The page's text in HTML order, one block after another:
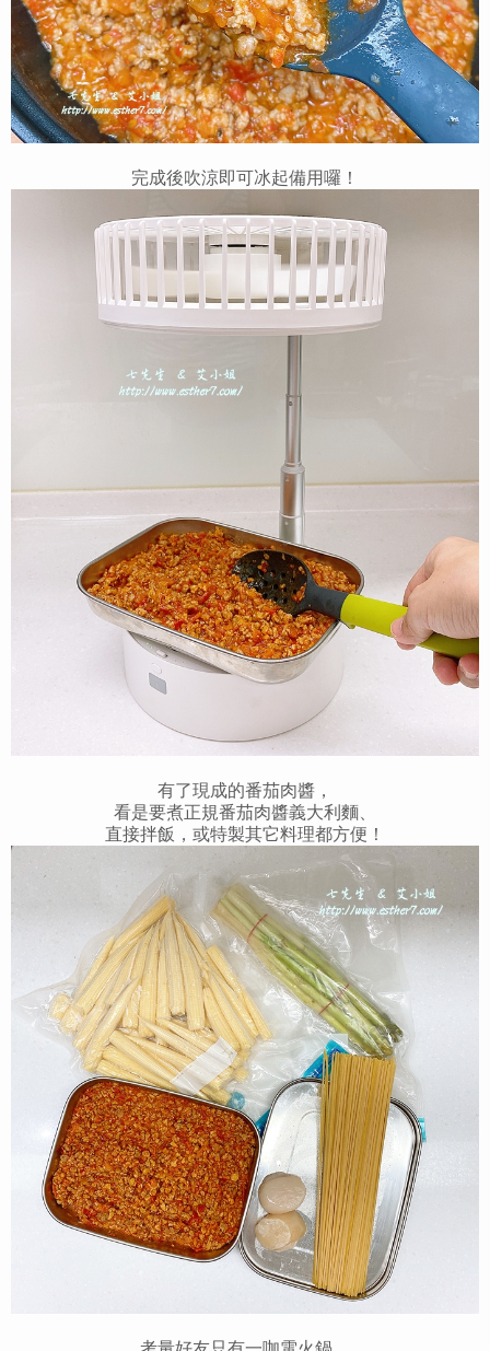
完成後吹涼即可冰起備用囉！
有了現成的番茄肉醬，
看是要煮正規番茄肉醬義大利麵、
直接拌飯，或特製其它料理都方便！